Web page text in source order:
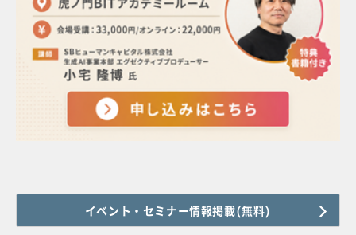
イベント・セミナー情報掲載(無料)